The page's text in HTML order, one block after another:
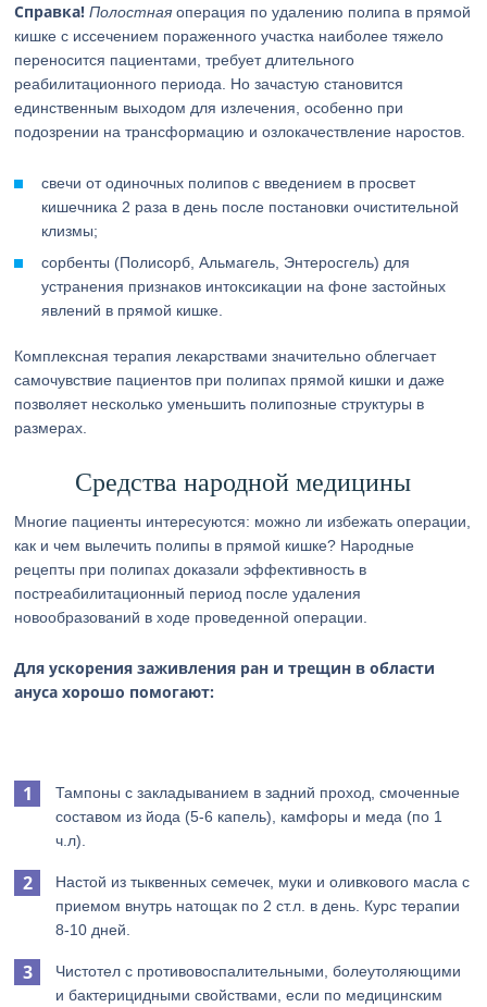
Справка! Полостнаяоперация по удалению полипа в прямой
кишке с иссечением пораженного участка наиболее тяжело
переносится пациентами, требует длительного
реабилитационного периода. Но зачастую становится
единственным выходом для излечения, особенно при
подозрении на трансформацию и озлокачествление наростов.
свечи от одиночных полипов с введением в просвет
кишечника 2 раза в день после постановки очистительной
клизмы;
сорбенты (Полисорб, Альмагель, Энтеросгель) для
устранения признаков интоксикации на фоне застойных
явлений в прямой кишке.
Комплексная терапия лекарствами значительно облегчает
самочувствие пациентов при полипах прямой кишки и даже
позволяет несколько уменьшить полипозные структуры в
размерах.
Средства народной медицины
Многие пациенты интересуются: можно ли избежать операции,
как и чем вылечить полипы в прямой кишке? Народные
рецепты при полипах доказали эффективность в
постреабилитационный период после удаления
новообразований в ходе проведенной операции.
Для ускорения заживления ран и трещин в области
ануса хорошо помогают:
Тампоны с закладыванием в задний проход, смоченные
составом из йода (5-6 капель), камфоры и меда (по 1
ч.л).
Настой из тыквенных семечек, муки и оливкового масла с
приемом внутрь натощак по 2 ст.л. в день. Курс терапии
8-10 дней.
Чистотел с противовоспалительными, болеутоляющими
и бактерицидными свойствами, если по медицинским